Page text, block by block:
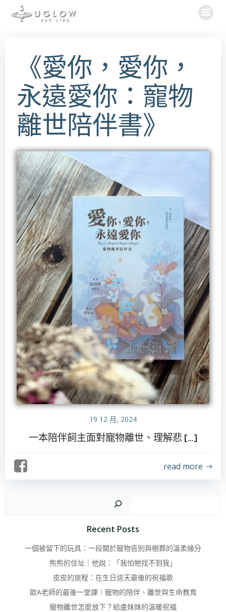
《愛你，愛你，
永遠愛你：寵物
離世陪伴書》
19 12 月, 2024
一本陪伴飼主面對寵物離世、理解悲 […]
read more
Recent Posts
一個被留下的玩具：一段關於寵物告別與樹葬的溫柔緣分
熊熊的住址｜他說：「我怕牠找不到我」
皮皮的旅程：在生日這天最後的祝福歌
歐A老師的最後一堂課｜寵物的陪伴、離世與生命教育
寵物離世怎麼放下？給盧妹妹的溫暖祝福